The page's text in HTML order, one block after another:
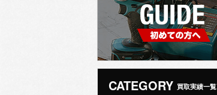
CATEGORY 買取実績一覧